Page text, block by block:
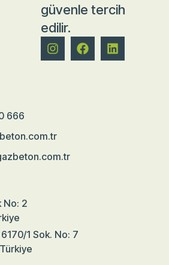
güvenle tercih
edilir.
666
No: 2
1 Sok. No: 7